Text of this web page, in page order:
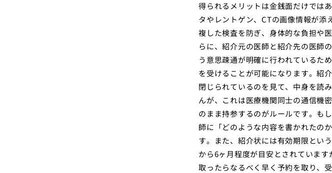
得られるメリットは金銭面だけでは
タやレントゲン、CTの画像情報が
複した検査を防ぎ、身体的な負担や
らに、紹介元の医師と紹介先の医師
う意思疎通が明確に行われているた
を受けることが可能になります。紹
閉じられているのを見て、中身を読
んが、これは医療機関同士の通信機
のまま持参するのがルールです。も
師に「どのような内容を書かれたの
す。また、紹介状には有効期限とい
から6ヶ月程度が目安とされていま
取ったらなるべく早く予約を取り、